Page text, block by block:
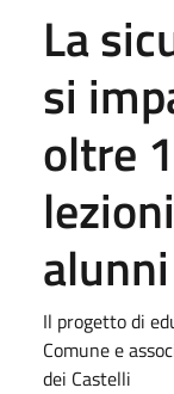
La
si
oltre
Il progetto di
Comune e
dei Castelli